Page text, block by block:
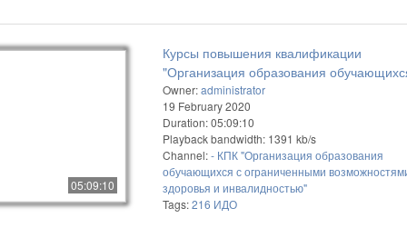
05:09:10
Курсы повышения квалификации
"Организация образования
ограниченными возможностями
инвалидностью"
Owner:administrator
19 February 2020
Duration: 05:09:10
Playback bandwidth: 1391 kb/s
Channel:- КПК "Организация образования
обучающихся с ограниченными
здоровья и инвалидностью"
Tags:216 ИДО